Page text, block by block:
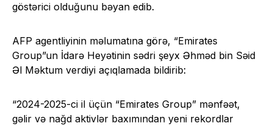
göstərici olduğunu bəyan edib.
AFP agentliyinin məlumatına görə, “Emirates
Group”un İdarə Heyətinin sədri şeyx Əhməd bin Səid
Əl Məktum verdiyi açıqlamada bildirib:
“2024-2025-ci il üçün “Emirates Group” mənfəət,
gəlir və nağd aktivlər baxımından yeni rekordlar